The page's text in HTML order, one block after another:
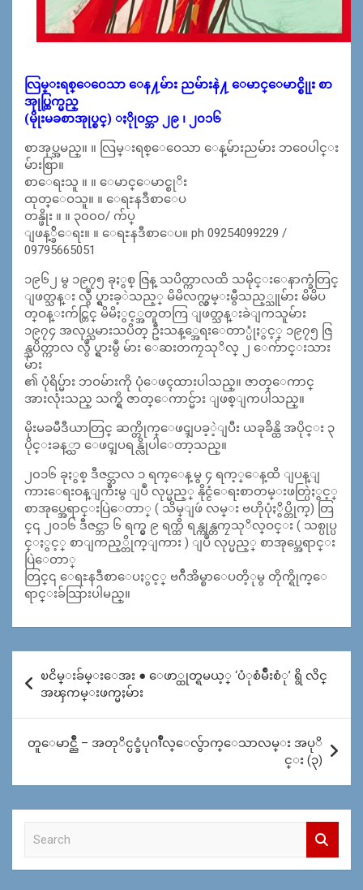
လြမ္းရစ္ေ၀ေသာ ေန႔မ်ား ညမ်ားနဲ႔ ေမာင္ေမာင္စိုုး စာ
အုုပ္ထြက္မည္
(မိုုးမခစာအုုပ္စင္) ႏိုု၀င္ဘာ ၂၉ ၊ ၂၀၁၆
စာအုပ္အမည္။ ။ လြမ္းရစ္ေဝေသာ ေန့မ်ားညမ်ား ဘဝေပါင္း
မ်ားစြာ။
စာေရးသူ ။ ။ ေမာင္ေမာင္စုိး
ထုတ္ေဝသူ။ ။ ေရႊနဒီစာေပ
တန္ဖိုး ။ ။ ၃၀၀၀/ က်ပ္
ျဖန့္ခ်ိေရး။ ။ ေရႊနဒီစာေပ။ ph 09254099229 /
09795665051
၁၉၆၂ မွ ၁၉၇၅ ခုႏွစ္ ဇြန္ သပိတ္ကာလထိ သမိုင္းေနာက္ခံတြင္
ျဖတ္သန္း လွဳ ပ္ရွားခ့ဲသည့္ မိမိလက္လွမ္းမွီသည့္သူမ်ား မိမိပ
တ္ဝန္းက်င္တြင္ မိမိႏွင့္အတူတကြ ျဖတ္သန္းခဲျကသူမ်ား
၁၉၇၄ အလုပ္သမားသပိတ္ ဦးသန့္အေရးေတာ္ပုံႏွင့္ ၁၉၇၅ ဇြ
န္သပိတ္ကာလ လွဳ ပ္ရွားမွဳ မ်ား ေဆးတကၠသုိလ္ ၂ ေက်ာင္းသား
မ်ား
၏ ပုံရိပ္မ်ား ဘဝမ်ားကို ပုံေဖၚထားပါသည္။ ဇာတ္ေကာင္
အားလုံးသည္ သက္ရွိ ဇာတ္ေကာင္မ်ား ျဖစ္ျကပါသည္။
မိုးမခမီဒီယာတြင္ ဆက္တိုက္ေဖၚျပခ့ဲ့ျပီး ယခုခ်ိန္ထိ အပိုင္း ၃
ပိုင္းခန့္သာ ေဖၚျပရန္လိုပါေတာ့သည္။
၂၀၁၆ ခုႏွစ္ ဒီဇင္ဘာလ ၁ ရက္ေန့မွ ၄ ရက့္ေန့ထိ ျပန္ျ
ကားေရးဝန္ျကီးမွ ျပဳ လုပ္မည့္ နိုင္ငံေရးစာတမ္းဖတ္ပြဲႏွင့္
စာအုပ္အေရာင္းပြဲေတာ္ ( သိမ္ျဖဴ လမ္း ဗဟိုပုံႏွိပ္တိုက္) တြ
င္၎ ၂၀၁၆ ဒီဇင္ဘာ ၆ ရက္မွ ၉ ရက္ထိ ရန္ကုန္တကၠသုိလ္ဝင္း ( သစ္ပုပ္ပ
င္ႏွင့္ စာျကည့္တိုက္ျကား ) ျပဳ လုပ္မည့္ စာအုပ္အေရာင္း
ပြဲေတာ္
တြင္၎ ေရႊနဒီစာေပႏွင့္ ဗဂ်ီအိမ္စာေပတိ့ုမွ တိုက္ရိုက္ေ
ရာင္းခ်သြားပါမည္။
Post
navigation
ၿငိမ္းခ်မ္းေအး ● ေဖာ္ထုတ္ရမယ့္ ‘ပံုစံမ်ိဳးစံု’ ရွိ လိင္
အၾကမ္းဖက္မႈမ်ား
တူေမာင္ညိဳ – အတုိင္ပင္ခံပုဂၢဳိလ္ေလွ်ာက္ေသာလမ္း အပုိ
င္း (၃)